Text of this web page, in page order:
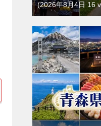
2026年8月4日 16